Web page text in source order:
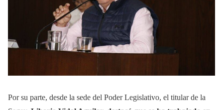
Por su parte, desde la sede del Poder Legislativo, el titular de la